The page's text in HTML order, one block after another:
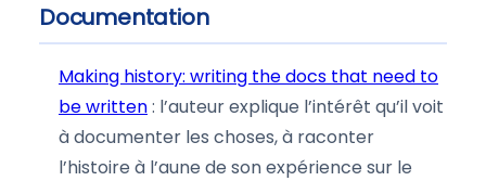
Documentation
Making history: writing the docs that need to
be written: l’auteur explique l’intérêt qu’il voit
à documenter les choses, à raconter
l’histoire à l’aune de son expérience sur le